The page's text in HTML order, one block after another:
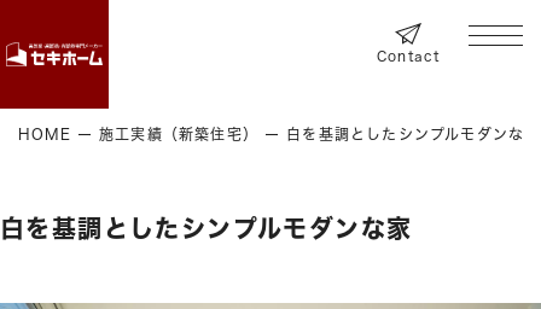
Contact
HOME 施工実績（新築住宅） 白を基調としたシンプルモダンな家
白を基調としたシンプルモダンな家